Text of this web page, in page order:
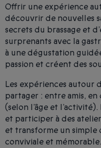
Offrir une expérience
découvrir de nouvelles
secrets du brassage et
surprenants avec la
à une dégustation
passion et créent des
Les expériences autour
partager : entre amis,
(selon l’âge et
et participer à des
et transforme un simple
conviviale et mémorable.